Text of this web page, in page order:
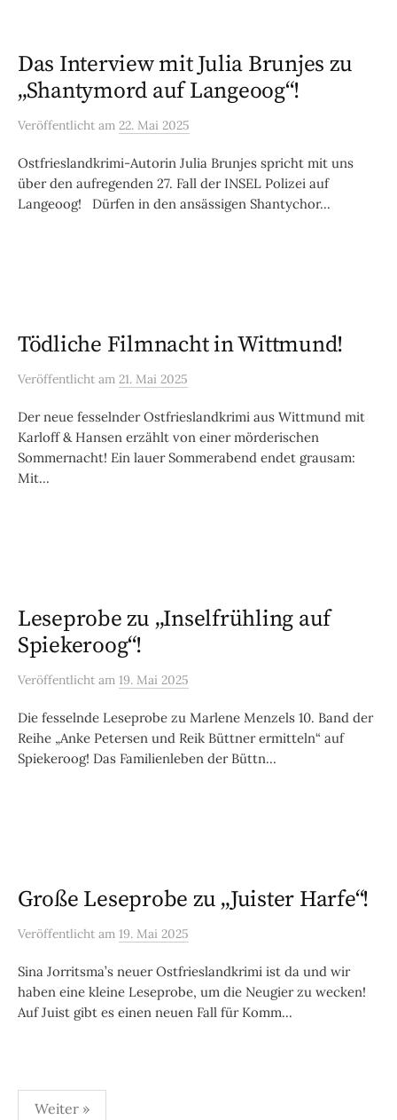
Das Interview mit Julia Brunjes zu
„Shantymord auf Langeoog“!
Veröffentlicht am 22. Mai 2025
Ostfrieslandkrimi-Autorin Julia Brunjes spricht mit uns
über den aufregenden 27. Fall der INSEL Polizei auf
Langeoog! Dürfen in den ansässigen Shantychor...
Tödliche Filmnacht in Wittmund!
Veröffentlicht am 21. Mai 2025
Der neue fesselnder Ostfrieslandkrimi aus Wittmund mit
Karloff & Hansen erzählt von einer mörderischen
Sommernacht! Ein lauer Sommerabend endet grausam:
Mit...
Leseprobe zu „Inselfrühling auf
Spiekeroog“!
Veröffentlicht am 19. Mai 2025
Die fesselnde Leseprobe zu Marlene Menzels 10. Band der
Reihe „Anke Petersen und Reik Büttner ermitteln“ auf
Spiekeroog! Das Familienleben der Büttn...
Große Leseprobe zu „Juister Harfe“!
Veröffentlicht am 19. Mai 2025
Sina Jorritsma’s neuer Ostfrieslandkrimi ist da und wir
haben eine kleine Leseprobe, um die Neugier zu wecken!
Auf Juist gibt es einen neuen Fall für Komm...
Seitennummerierung
Weiter »